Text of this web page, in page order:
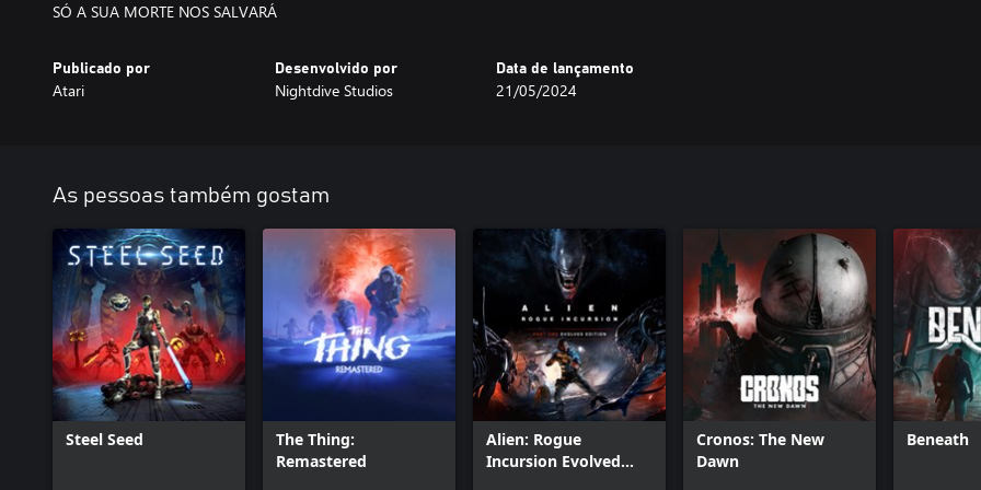
Publicado por
Atari
Desenvolvido por
Nightdive Studios
Data de lançamento
21/05/2024
As pessoas também gostam
Steel Seed
The Thing:
Remastered
Alien: Rogue
Incursion Evolved
Cronos: The New
Dawn
Beneath